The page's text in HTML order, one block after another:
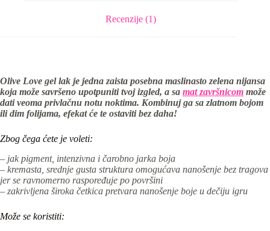
Recenzije (1)
Olive Love gel lak je jedna zaista posebna maslinasto zelena nijansa
koja može savršeno upotpuniti tvoj izgled, a sa mat završnicom može
dati veoma privlačnu notu noktima. Kombinuj ga sa zlatnom bojom
ili dim folijama, efekat će te ostaviti bez daha!
Zbog čega ćete je voleti:
– jak pigment, intenzivna i čarobno jarka boja
– kremasta, srednje gusta struktura omogućava nanošenje bez tragova
jer se ravnomerno raspoređuje po površini
– zakrivljena široka četkica pretvara nanošenje boje u dečiju igru
Može se koristiti: